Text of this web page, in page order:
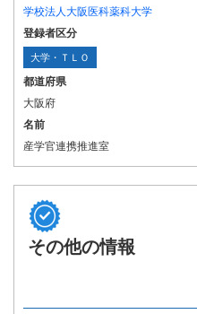
学校法人大阪医科薬科大学
登録者区分
大学・ＴＬＯ
都道府県
大阪府
名前
産学官連携推進室
その他の情報